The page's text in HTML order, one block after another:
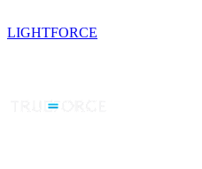
LIGHTFORCE